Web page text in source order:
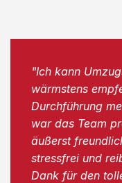
"Ich kann
wärmstens
Durchführung
war das Team
äußerst
stressfrei und
Dank für den